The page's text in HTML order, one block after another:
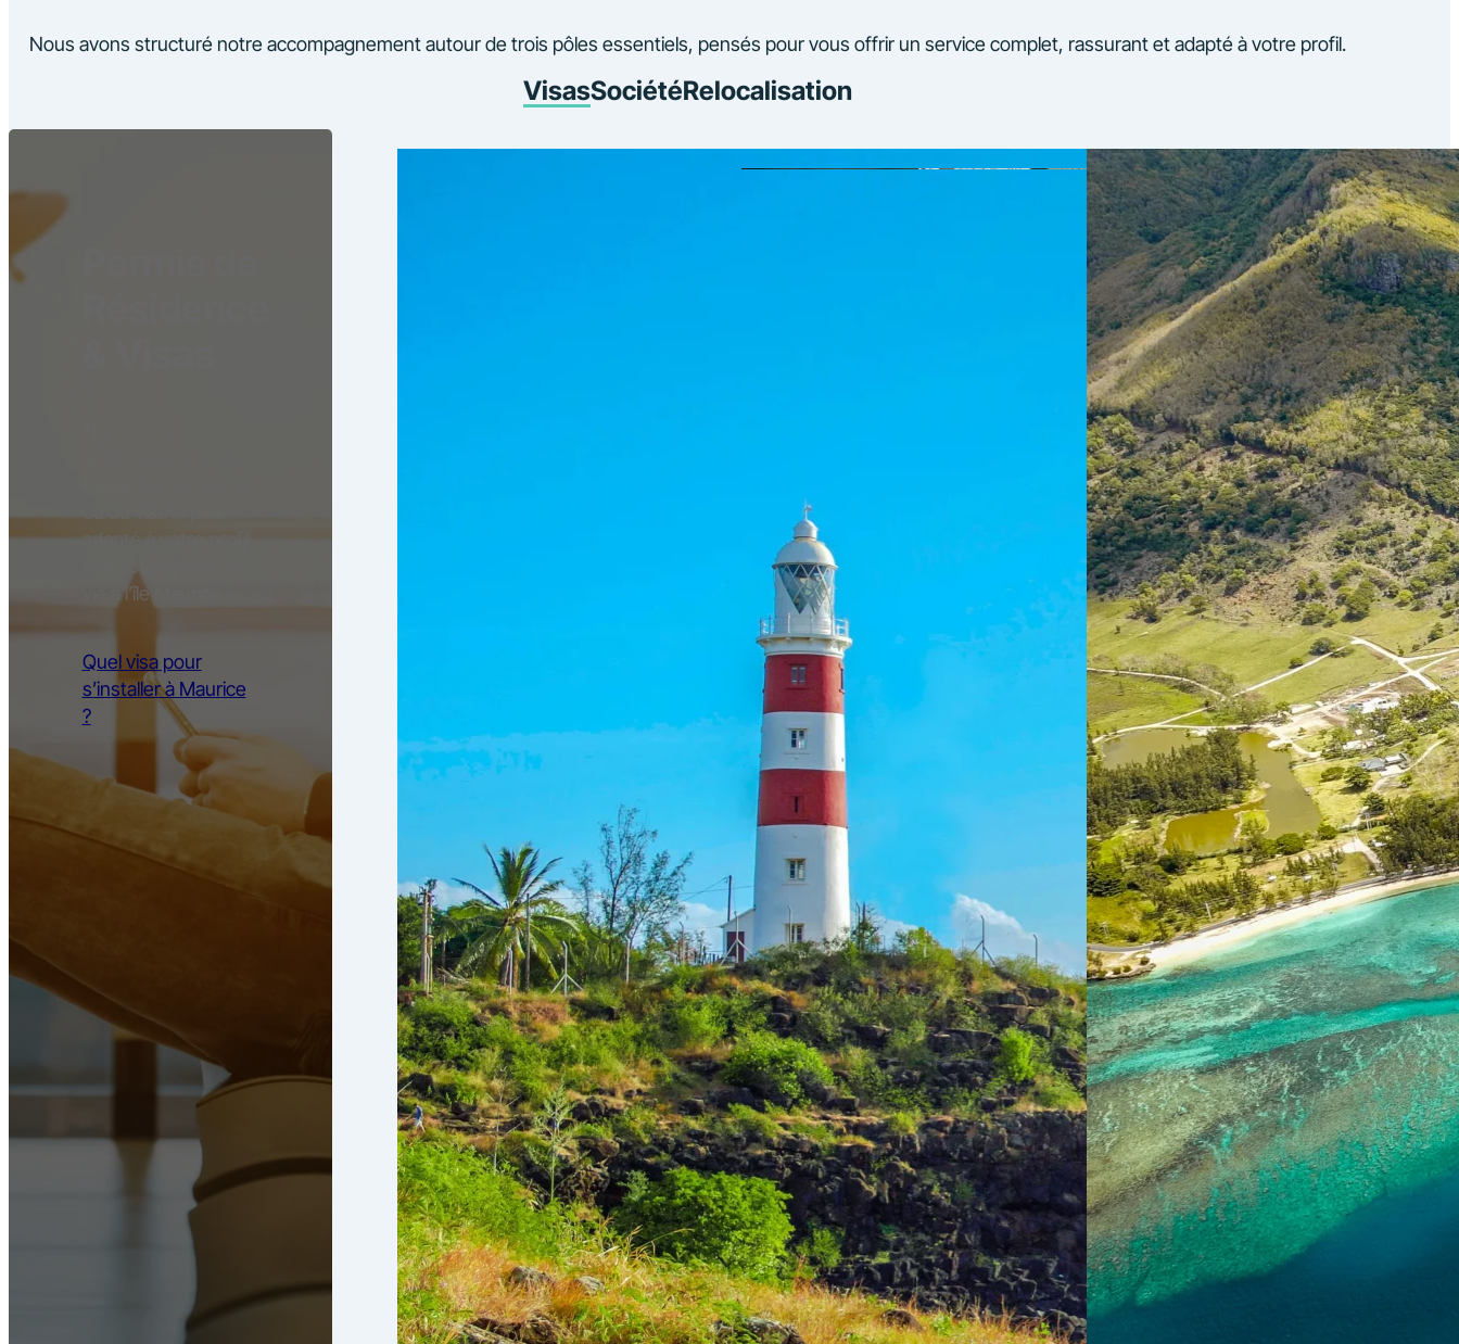
Nous avons structuré notre accompagnement autour de trois pôles essentiels, pensés pour vous offrir un service complet, rassurant et adapté à votre profil.
VisasSociétéRelocalisation
adapté à votre profil
vie à l’île Maurice.
Quel visa pour
s’installer à Maurice
?